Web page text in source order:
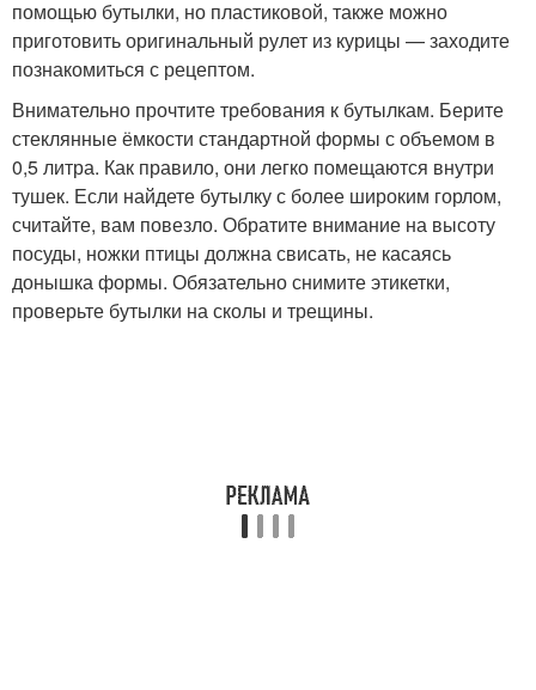
помощью бутылки, но пластиковой, также можно
приготовить оригинальный рулет из курицы — заходите
познакомиться с рецептом.
Внимательно прочтите требования к бутылкам. Берите
стеклянные ёмкости стандартной формы с объемом в
0,5 литра. Как правило, они легко помещаются внутри
тушек. Если найдете бутылку с более широким горлом,
считайте, вам повезло. Обратите внимание на высоту
посуды, ножки птицы должна свисать, не касаясь
донышка формы. Обязательно снимите этикетки,
проверьте бутылки на сколы и трещины.